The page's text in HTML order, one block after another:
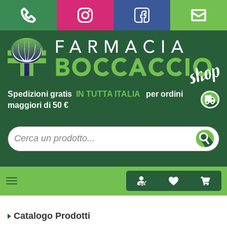
Spedizioni gratis IN TUTTA ITALIA
per ordini
maggiori di 50 €
Catalogo Prodotti